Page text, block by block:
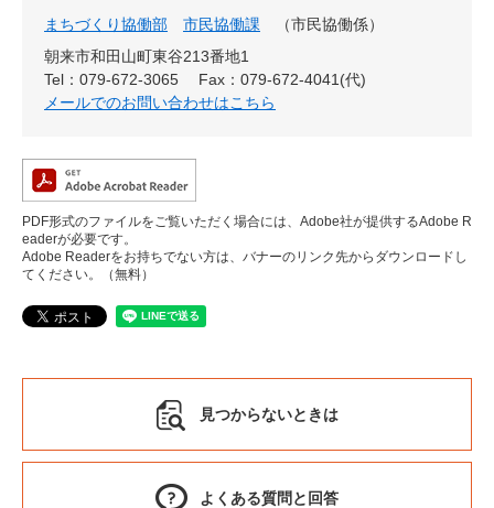
まちづくり協働部 市民協働課
市民協働係
朝来市和田山町東谷213番地1
Tel：079-672-3065
Fax：079-672-4041(代)
メールでのお問い合わせはこちら
PDF形式のファイルをご覧いただく場合には、Adobe社が提供するAdobe R
eaderが必要です。
Adobe Readerをお持ちでない方は、バナーのリンク先からダウンロードし
てください。（無料）
見つからないときは
よくある質問と回答